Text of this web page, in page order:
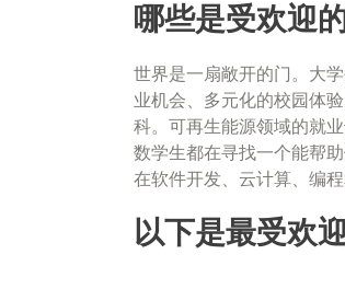
哪些是受欢迎
世界是一扇敞开的门。大
业机会、多元化的校园体
科。可再生能源领域的就
数学生都在寻找一个能帮
在软件开发、云计算、编
以下是最受欢